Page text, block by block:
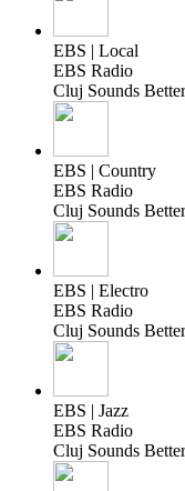
EBS | Local
EBS Radio
Cluj Sounds Better
EBS | Country
EBS Radio
Cluj Sounds Better
EBS | Electro
EBS Radio
Cluj Sounds Better
EBS | Jazz
EBS Radio
Cluj Sounds Better